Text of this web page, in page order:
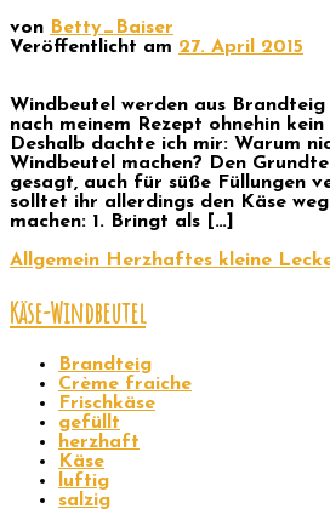
von Betty_Baiser
Veröffentlicht am 27. April 2015
Windbeutel werden aus
nach meinem Rezept ohnehin
Deshalb dachte ich mir: Warum
Windbeutel machen? Den
gesagt, auch für süße Füllungen
solltet ihr allerdings den Käse
machen: 1. Bringt als […]
Allgemein Herzhaftes kleine
Käse-Windbeutel
Brandteig
Crème fraiche
Frischkäse
gefüllt
herzhaft
Käse
luftig
salzig